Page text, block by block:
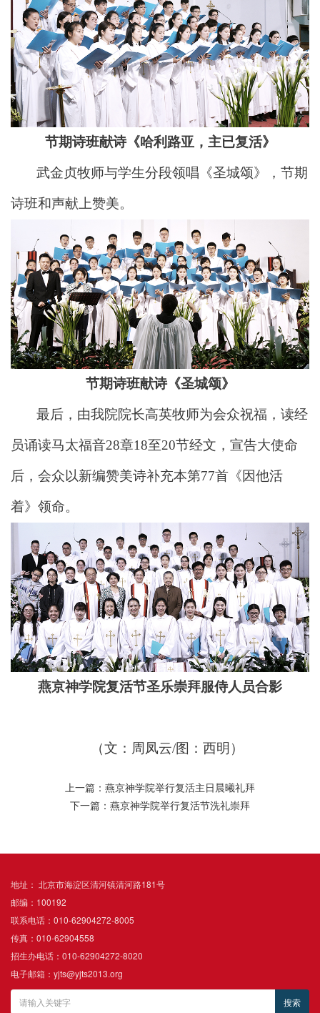
节期诗班献诗《哈利路亚，主已复活》
武金贞牧师与学生分段领唱《圣城颂》，节期
诗班和声献上赞美。
节期诗班献诗《圣城颂》
最后，由我院院长高英牧师为会众祝福，读经
员诵读马太福音28章18至20节经文，宣告大使命
后，会众以新编赞美诗补充本第77首《因他活
着》领命。
燕京神学院复活节圣乐崇拜服侍人员合影
（文：周凤云/图：西明）
上一篇：燕京神学院举行复活主日晨曦礼拜
下一篇：燕京神学院举行复活节洗礼崇拜
地址： 北京市海淀区清河镇清河路181号
邮编：100192
联系电话：010-62904272-8005
传真：010-62904558
招生办电话：010-62904272-8020
电子邮箱：yjts@yjts2013.org